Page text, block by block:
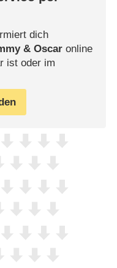
dich
& Oscaronline
ist oder im